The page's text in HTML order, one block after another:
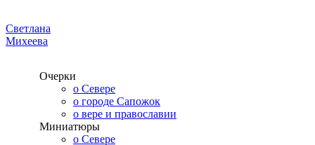
Светлана
Михеева
Очерки
о Севере
о городе Сапожок
о вере и православии
Миниатюры
о Севере